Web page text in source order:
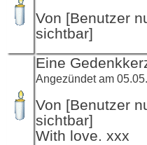
Von [Benutzer
sichtbar]
Eine
Angezündet am
Von [Benutzer
sichtbar]
With love. xxx